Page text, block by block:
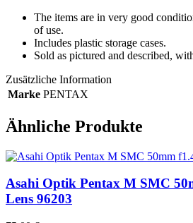
The items are in very good
of use.
Includes plastic storage cases.
Sold as pictured and described,
Zusätzliche Information
Marke PENTAX
Ähnliche Produkte
Asahi Optik Pentax M SMC
Lens 96203